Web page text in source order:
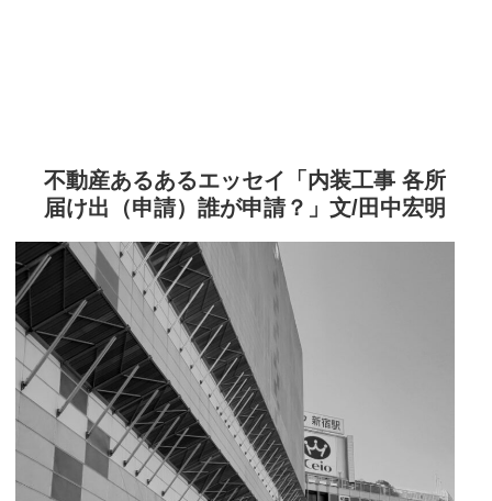
不動産あるあるエッセイ「内装工事 各所
届け出（申請）誰が申請？」文/田中宏明